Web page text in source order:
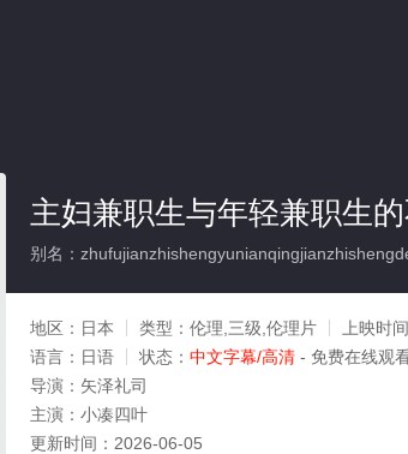
主妇兼职生与年轻兼职生的
别名：
地区： 日本 类型： 伦理,三级,伦理片 上映时
语言： 日语 状态： 中文字幕/高清 - 免费在线观
导演： 矢泽礼司
主演： 小凑四叶
更新时间： 2026-06-05